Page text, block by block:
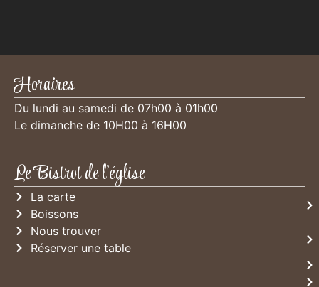
Horaires
Du lundi au samedi de 07h00 à 01h00
Le dimanche de 10H00 à 16H00
Le Bistrot de l'église
La carte
Boissons
Nous trouver
Réserver une table